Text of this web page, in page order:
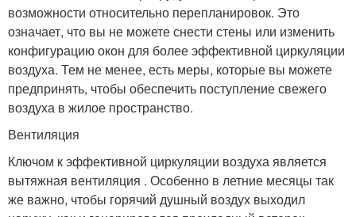
возможности относительно перепланировок. Это
означает, что вы не можете снести стены или изменить
конфигурацию окон для более эффективной циркуляции
воздуха. Тем не менее, есть меры, которые вы можете
предпринять, чтобы обеспечить поступление свежего
воздуха в жилое пространство.
Вентиляция
Ключом к эффективной циркуляции воздуха является
вытяжная вентиляция . Особенно в летние месяцы так
же важно, чтобы горячий душный воздух выходил